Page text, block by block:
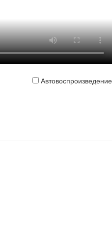
Автовоспроизведение